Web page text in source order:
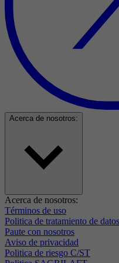
Acerca de nosotros:
Acerca de nosotros:
Términos de uso
Politica de tratamiento de datos
Paute con nosotros
Aviso de privacidad
Politica de riesgo C/ST